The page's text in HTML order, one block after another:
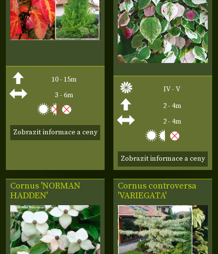
10 - 15m
3 - 6m
Zobrazit informace a ceny
IV - V
2 - 4m
2 - 4m
Zobrazit informace a ceny
Cornus 'NORMAN
HADDEN'
Cornus controversa
'VARIEGATA'